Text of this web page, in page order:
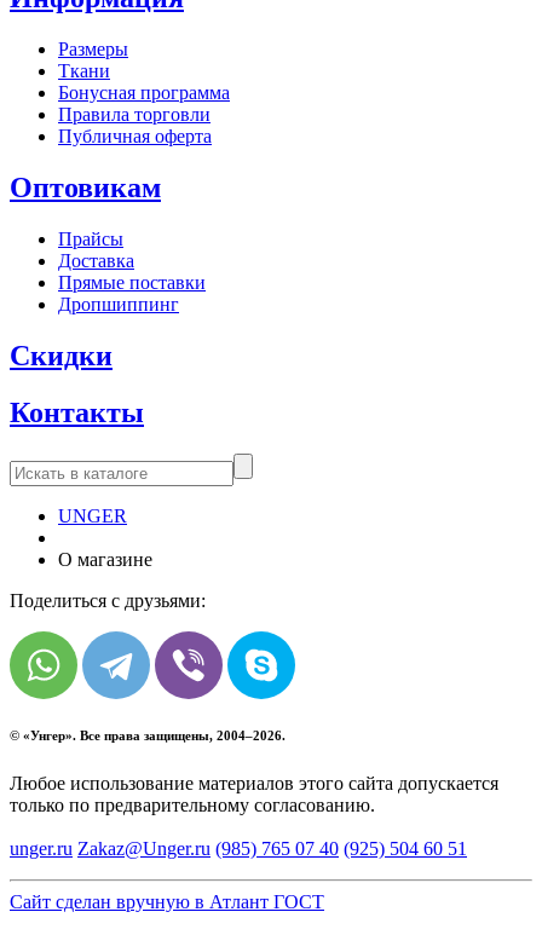
Размеры
Ткани
Бонусная программа
Правила торговли
Публичная оферта
Оптовикам
Прайсы
Доставка
Прямые поставки
Дропшиппинг
Скидки
Контакты
UNGER
О магазине
Поделиться с друзьями:
© «Унгер». Все права защищены, 2004–2026.
Любое использование материалов этого сайта допускается
только по предварительному согласованию.
unger.ru Zakaz@Unger.ru (985) 765 07 40 (925) 504 60 51
Сайт сделан вручную в Атлант ГОСТ